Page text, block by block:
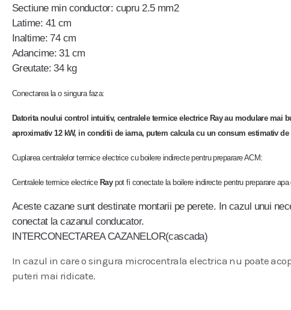
Sectiune min conductor: cupru 2.5 mm2
Latime: 41 cm
Inaltime: 74 cm
Adancime: 31 cm
Greutate: 34 kg
Conectarea la o singura faza:
Datorita noului control intuitiv, centralele termice electrice Ray au modulare mai
aproximativ 12 kW, in conditii de iarna, putem calcula cu un consum estimativ de
Cuplarea centralelor termice electrice cu boilere indirecte pentru preparare ACM:
Centralele termice electrice Raypot fi conectate la boilere indirecte pentru preparare
Aceste cazane sunt destinate montarii pe perete. In cazul unui
conectat la cazanul conducator.
INTERCONECTAREA CAZANELOR(cascada)
In cazul in care o singura microcentrala electrica nu poate
puteri mai ridicate.